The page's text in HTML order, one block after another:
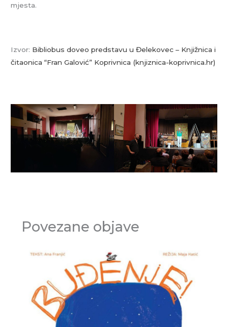
mjesta.
Izvor: Bibliobus doveo predstavu u Đelekovec – Knjižnica i
čitaonica “Fran Galović” Koprivnica (knjiznica-koprivnica.hr)
Povezane objave